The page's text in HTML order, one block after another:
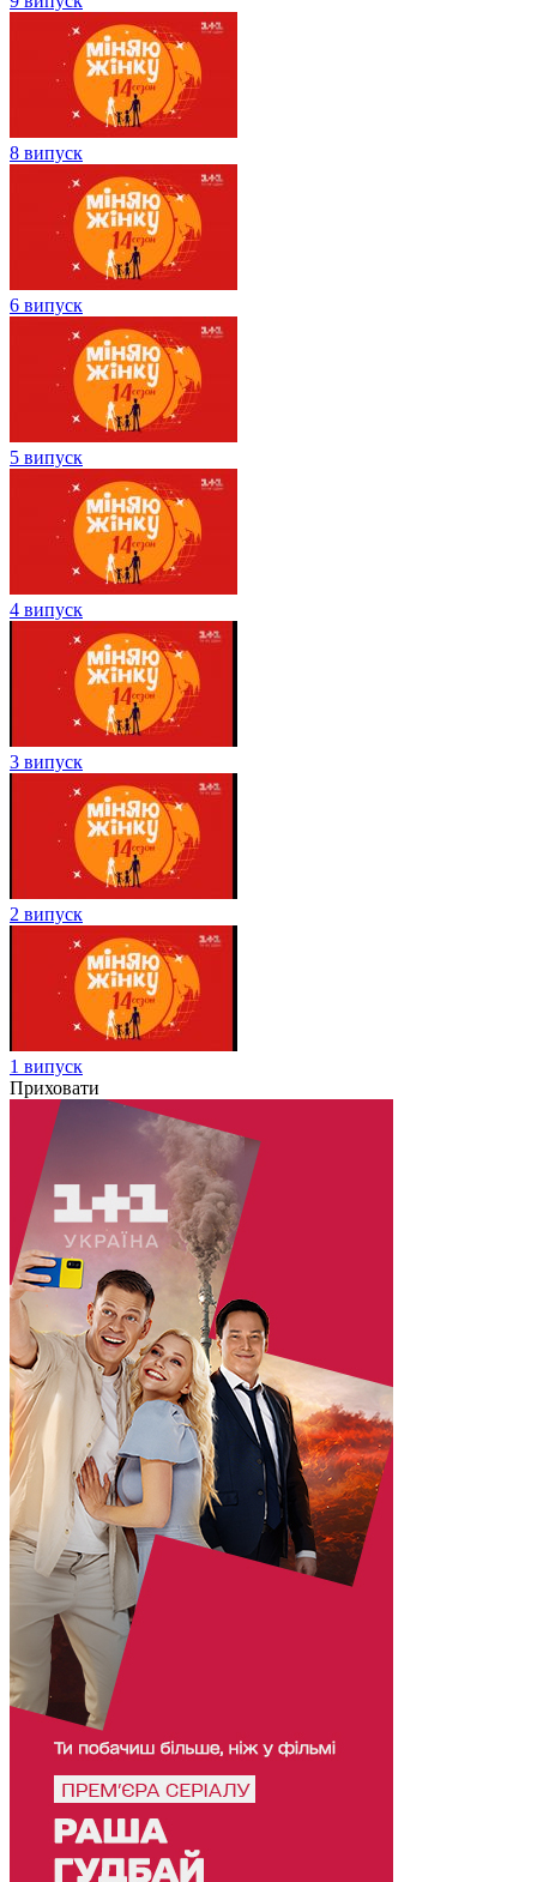
8 випуск
6 випуск
5 випуск
4 випуск
3 випуск
2 випуск
1 випуск
Приховати